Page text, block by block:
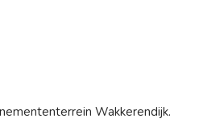
Wakkerendijk.